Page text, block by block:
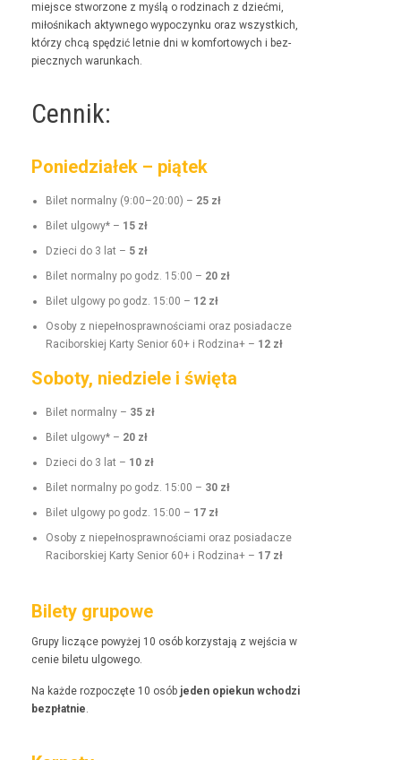
miejsce stwor­zone z myślą o rodz­i­nach z dzieć­mi,
miłośnikach akty­wnego wypoczynku oraz wszys­t­kich,
którzy chcą spędz­ić let­nie dni w kom­for­towych i bez­
piecznych warunkach.
Cennik:
Poniedziałek – piątek
Bilet nor­mal­ny (9:00–20:00) – 25 zł
Bilet ulgo­wy* – 15 zł
Dzieci do 3 lat – 5 zł
Bilet nor­mal­ny po godz. 15:00 – 20 zł
Bilet ulgo­wy po godz. 15:00 – 12 zł
Oso­by z niepełnosprawnoś­ci­a­mi oraz posi­adacze
Raci­borskiej Kar­ty Senior 60+ i Rodz­i­na+ – 12 zł
Soboty, niedziele i święta
Bilet nor­mal­ny – 35 zł
Bilet ulgo­wy* – 20 zł
Dzieci do 3 lat – 10 zł
Bilet nor­mal­ny po godz. 15:00 – 30 zł
Bilet ulgo­wy po godz. 15:00 – 17 zł
Oso­by z niepełnosprawnoś­ci­a­mi oraz posi­adacze
Raci­borskiej Kar­ty Senior 60+ i Rodz­i­na+ – 17 zł
Bilety grupowe
Grupy liczące powyżej 10 osób korzys­ta­ją z wejś­cia w
cenie bile­tu ulgowego.
Na każde rozpoczęte 10 osób jeden opiekun wchodzi
bezpłat­nie.